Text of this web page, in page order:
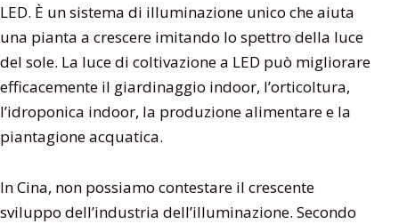
LED. È un sistema di illuminazione unico che aiuta
una pianta a crescere imitando lo spettro della luce
del sole. La luce di coltivazione a LED può migliorare
efficacemente il giardinaggio indoor, l’orticoltura,
l’idroponica indoor, la produzione alimentare e la
piantagione acquatica.
In Cina, non possiamo contestare il crescente
sviluppo dell’industria dell’illuminazione. Secondo